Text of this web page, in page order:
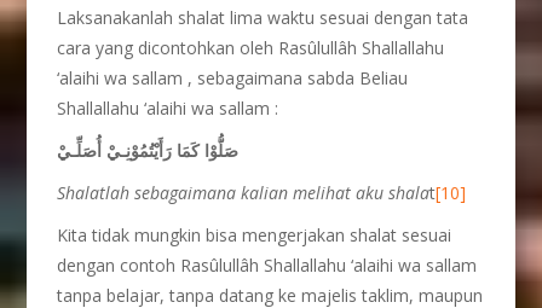
Laksanakanlah shalat lima waktu sesuai dengan tata
cara yang dicontohkan oleh Rasûlullâh Shallallahu
‘alaihi wa sallam , sebagaimana sabda Beliau
Shallallahu ‘alaihi wa sallam :
صَلُّوْا كَمَا رَأَيْتُمُوْنِـيْ أُصَلِّـيْ
Shalatlah sebagaimana kalian melihat aku shalat[10]
Kita tidak mungkin bisa mengerjakan shalat sesuai
dengan contoh Rasûlullâh Shallallahu ‘alaihi wa sallam
tanpa belajar, tanpa datang ke majelis taklim, maupun